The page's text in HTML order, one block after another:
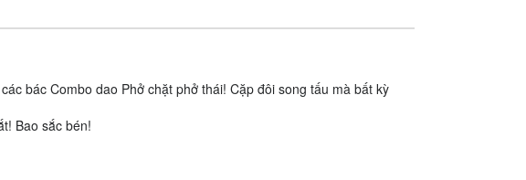
bác Combo dao Phở chặt phở thái! Cặp đôi song tấu mà bất kỳ
Bao sắc bén!